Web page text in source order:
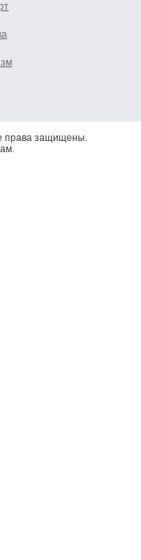
права защищены.